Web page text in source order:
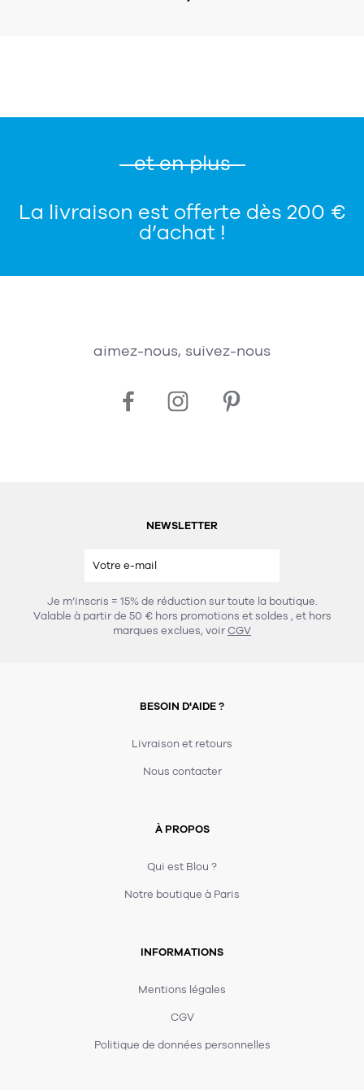
et en plus
La livraison est offerte dès 200 €
d’achat !
aimez-nous, suivez-nous
NEWSLETTER
Je m’inscris = 15% de réduction sur toute la boutique.
Valable à partir de 50 € hors promotions et soldes , et hors
marques exclues, voirCGV
BESOIN D'AIDE ?
Livraison et retours
Nous contacter
À PROPOS
Qui est Blou ?
Notre boutique à Paris
INFORMATIONS
Mentions légales
CGV
Politique de données personnelles